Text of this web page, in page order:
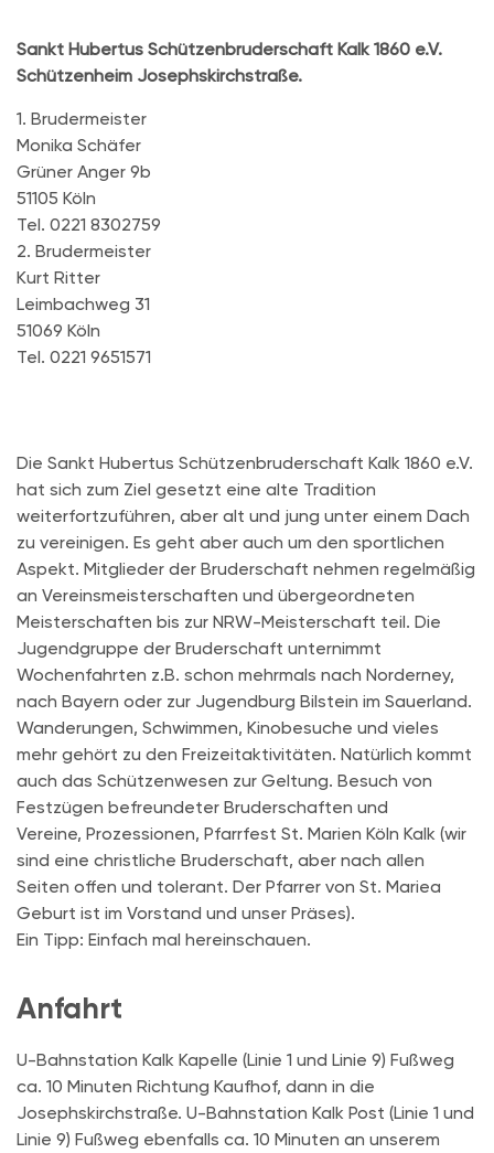
Sankt Hubertus Schützenbruderschaft Kalk 1860 e.V.
Schützenheim Josephskirchstraße.
1. Brudermeister
Monika Schäfer
Grüner Anger 9b
51105 Köln
Tel. 0221 8302759
2. Brudermeister
Kurt Ritter
Leimbachweg 31
51069 Köln
Tel. 0221 9651571
Die Sankt Hubertus Schützenbruderschaft Kalk 1860 e.V.
hat sich zum Ziel gesetzt eine alte Tradition
weiterfortzuführen, aber alt und jung unter einem Dach
zu vereinigen. Es geht aber auch um den sportlichen
Aspekt. Mitglieder der Bruderschaft nehmen regelmäßig
an Vereinsmeisterschaften und übergeordneten
Meisterschaften bis zur NRW-Meisterschaft teil. Die
Jugendgruppe der Bruderschaft unternimmt
Wochenfahrten z.B. schon mehrmals nach Norderney,
nach Bayern oder zur Jugendburg Bilstein im Sauerland.
Wanderungen, Schwimmen, Kinobesuche und vieles
mehr gehört zu den Freizeitaktivitäten. Natürlich kommt
auch das Schützenwesen zur Geltung. Besuch von
Festzügen befreundeter Bruderschaften und
Vereine, Prozessionen, Pfarrfest St. Marien Köln Kalk (wir
sind eine christliche Bruderschaft, aber nach allen
Seiten offen und tolerant. Der Pfarrer von St. Mariea
Geburt ist im Vorstand und unser Präses).
Ein Tipp: Einfach mal hereinschauen.
Anfahrt
U-Bahnstation Kalk Kapelle (Linie 1 und Linie 9) Fußweg
ca. 10 Minuten Richtung Kaufhof, dann in die
Josephskirchstraße. U-Bahnstation Kalk Post (Linie 1 und
Linie 9) Fußweg ebenfalls ca. 10 Minuten an unserem